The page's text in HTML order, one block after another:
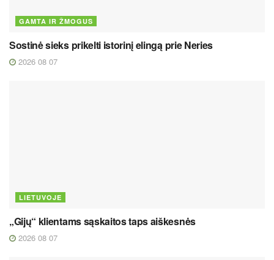
GAMTA IR ŽMOGUS
Sostinė sieks prikelti istorinį elingą prie Neries
2026 08 07
LIETUVOJE
„Gijų“ klientams sąskaitos taps aiškesnės
2026 08 07